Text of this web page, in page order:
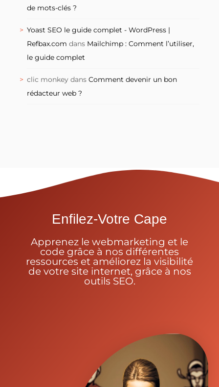
de mots-clés ?
Yoast SEO le guide complet - WordPress |
Refbax.com dans Mailchimp : Comment l’utiliser,
le guide complet
clic monkey dans Comment devenir un bon
rédacteur web ?
Enfilez-Votre Cape
Apprenez le webmarketing et le
code grâce à nos différentes
ressources et améliorez la visibilité
de votre site internet, grâce à nos
outils SEO.